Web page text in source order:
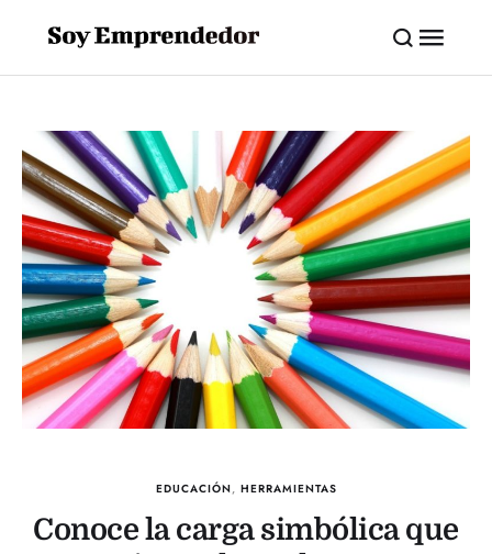
EDUCACIÓN, HERRAMIENTAS
Conoce la carga simbólica que